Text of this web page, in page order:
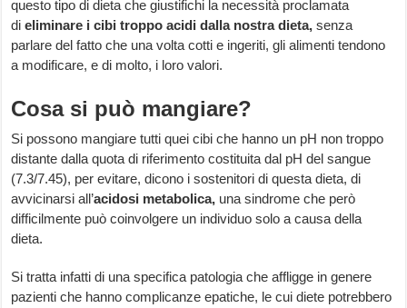
questo tipo di dieta che giustifichi la necessità proclamata
dieliminare i cibi troppo acidi dalla nostra dieta,senza
parlare del fatto che una volta cotti e ingeriti, gli alimenti tendono
a modificare, e di molto, i loro valori.
Cosa si può mangiare?
Si possono mangiare tutti quei cibi che hanno un pH non troppo
distante dalla quota di riferimento costituita dal pH del sangue
(7.3/7.45), per evitare, dicono i sostenitori di questa dieta, di
avvicinarsi all’acidosi metabolica, una sindrome che però
difficilmente può coinvolgere un individuo solo a causa della
dieta.
Si tratta infatti di una specifica patologia che affligge in genere
pazienti che hanno complicanze epatiche, le cui diete potrebbero